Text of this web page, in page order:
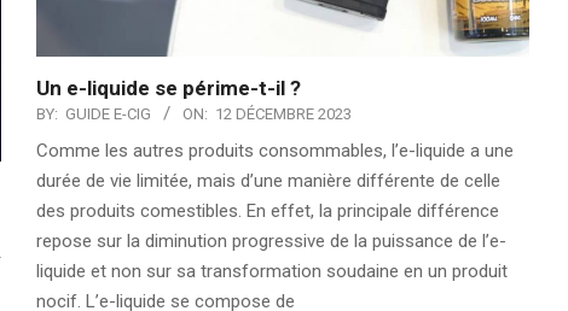
Un e-liquide se périme-t-il ?
BY: GUIDE E-CIG ON: 12 DÉCEMBRE 2023
Comme les autres produits consommables, l’e-liquide a une
durée de vie limitée, mais d’une manière différente de celle
des produits comestibles. En effet, la principale différence
repose sur la diminution progressive de la puissance de l’e-
liquide et non sur sa transformation soudaine en un produit
nocif. L’e-liquide se compose de